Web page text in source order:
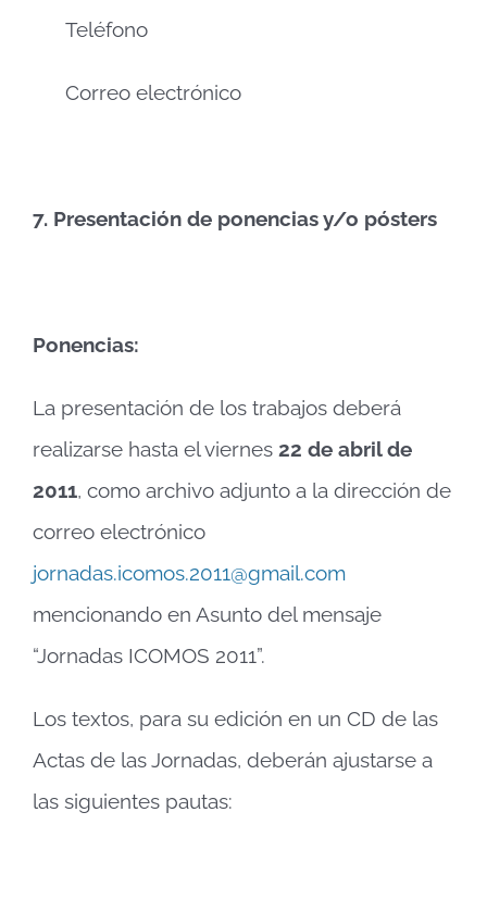
Teléfono
Correo electrónico
7. Presentación de ponencias y/o pósters
Ponencias:
La presentación de los trabajos deberá
realizarse hasta el viernes 22 de abril de
2011, como archivo adjunto a la dirección de
correo electrónico
jornadas.icomos.2011@gmail.com
mencionando en Asunto del mensaje
“Jornadas ICOMOS 2011”.
Los textos, para su edición en un CD de las
Actas de las Jornadas, deberán ajustarse a
las siguientes pautas: